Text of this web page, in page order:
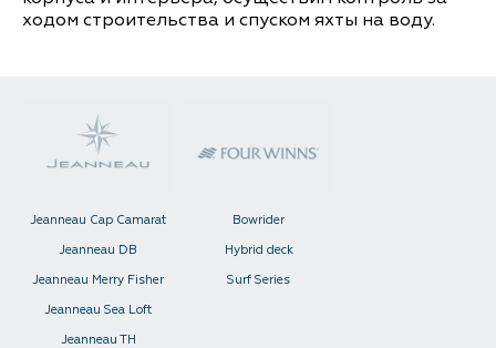
Контакты
ходом строительства и спуском яхты на воду.
Jeanneau Cap Camarat
Jeanneau DB
Jeanneau Merry Fisher
Jeanneau Sea Loft
Jeanneau TH
Bowrider
Hybrid deck
Surf Series